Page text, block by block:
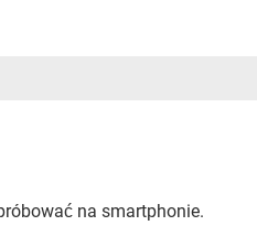
na smartphonie.